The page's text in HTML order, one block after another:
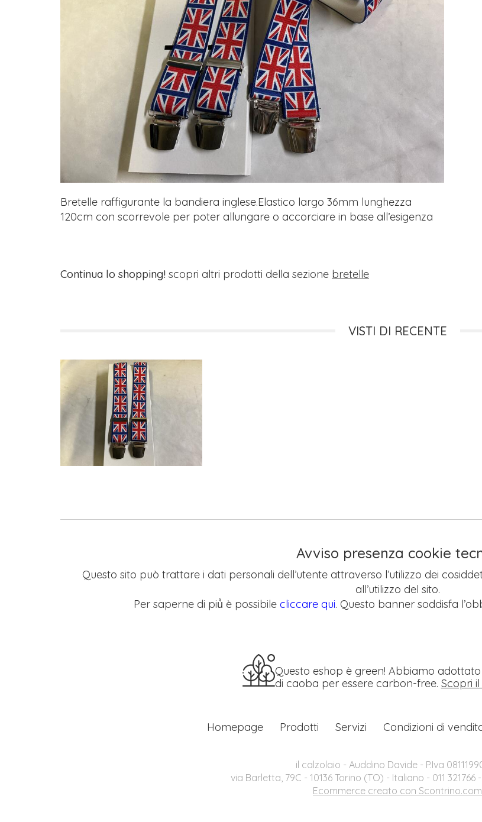
Bretelle raffigurante la bandiera inglese.Elastico largo 36mm lunghezza
120cm con scorrevole per poter allungare o accorciare in base all’esigenza
Continua lo shopping! scopri altri prodotti della sezione bretelle
VISTI DI RECENTE
Avviso presenza cookie
Questo sito può trattare i dati personali dell’utente attraverso l’utilizzo dei
all’utilizzo del sito.
Per saperne di più̀ è possibile cliccare qui. Questo banner soddisfa
Questo eshop è green! Abbiamo
di caoba per essere carbon-free. Scopri
Homepage Prodotti Servizi Condizioni di
il calzolaio - Auddino Davide - P.Iva
via Barletta, 79C - 10136 Torino (TO) - Italiano - 011 321766 -
Ecommerce creato con Scontrino.com